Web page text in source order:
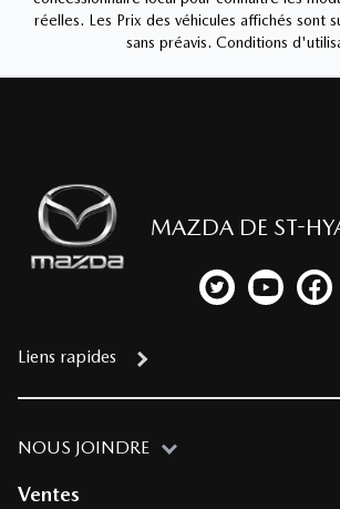
réelles. Les Prix des véhicules affichés sont
sans préavis. Conditions
MAZDA DE ST-
Lien vers notre
Lien vers
Liens rapides
NOUS JOINDRE
Ventes